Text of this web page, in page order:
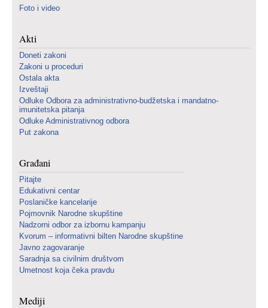
Foto i video
Akti
Doneti zakoni
Zakoni u proceduri
Ostala akta
Izveštaji
Odluke Odbora za administrativno-budžetska i mandatno-
imunitetska pitanja
Odluke Administrativnog odbora
Put zakona
Građani
Pitajte
Edukativni centar
Poslaničke kancelarije
Pojmovnik Narodne skupštine
Nadzorni odbor za izbornu kampanju
Kvorum – informativni bilten Narodne skupštine
Javno zagovaranje
Saradnja sa civilnim društvom
Umetnost koja čeka pravdu
Mediji